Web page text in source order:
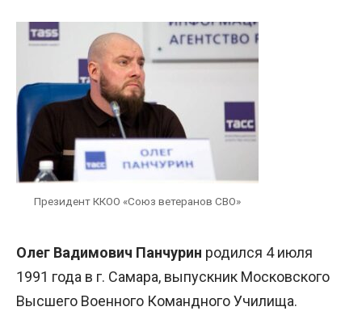
Президент ККОО «Союз ветеранов СВО»
Олег Вадимович Панчурин родился 4 июля
1991 года в г. Самара, выпускник Московского
Высшего Военного Командного Училища.